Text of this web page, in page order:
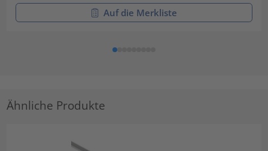
Auf die Merkliste
Ähnliche Produkte